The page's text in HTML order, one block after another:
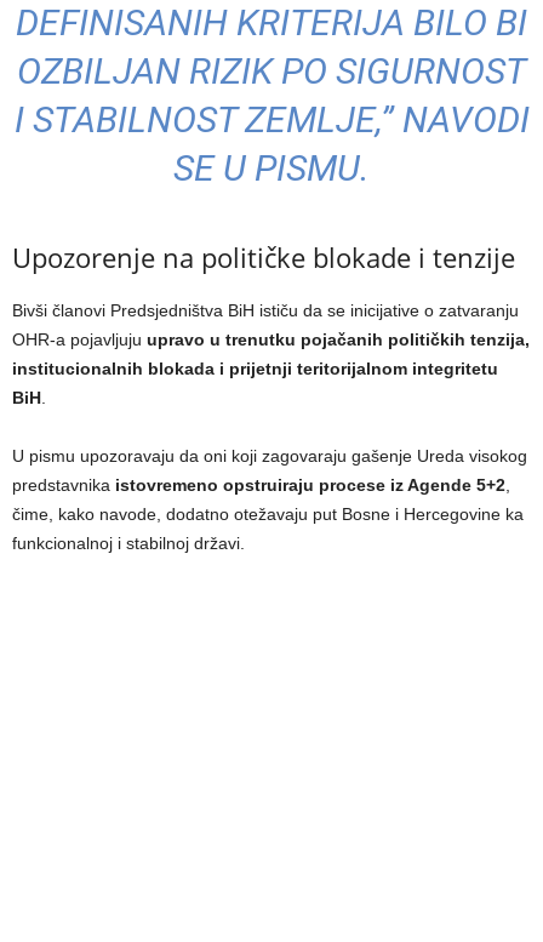
DEFINISANIH KRITERIJA BILO BI
OZBILJAN RIZIK PO SIGURNOST
I STABILNOST ZEMLJE,” NAVODI
SE U PISMU.
Upozorenje na političke blokade i tenzije
Bivši članovi Predsjedništva BiH ističu da se inicijative o zatvaranju
OHR-a pojavljuju upravo u trenutku pojačanih političkih tenzija,
institucionalnih blokada i prijetnji teritorijalnom integritetu
BiH
U pismu upozoravaju da oni koji zagovaraju gašenje Ureda visokog
predstavnika istovremeno opstruiraju procese iz Agende 5+2
čime, kako navode, dodatno otežavaju put Bosne i Hercegovine ka
funkcionalnoj i stabilnoj državi.